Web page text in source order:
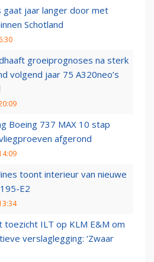
gaat jaar langer door met
Schotland
groeiprognoses na sterk
volgend jaar 75 A320neo’s
Boeing 737 MAX 10 stap
afgerond
toont interieur van nieuwe
E2
toezicht ILT op KLM E&M om
verslaglegging: ‘Zwaar